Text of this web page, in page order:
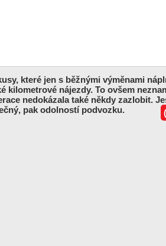
které jen s běžnými výměnami
kilometrové nájezdy. To ovšem
nedokázala také někdy zazlobit.
pak odolností podvozku.